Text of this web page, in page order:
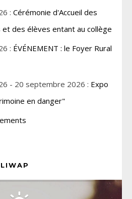
: Cérémonie d'Accueil des
et des élèves entant au collège
: ÉVÉNEMENT : le Foyer Rural
- 20 septembre 2026 : Expo
en danger"